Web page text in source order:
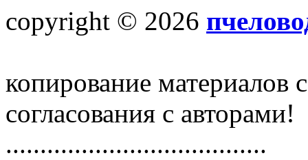
copyright © 2026
копирование материалов
согласования с авторами!
......................................